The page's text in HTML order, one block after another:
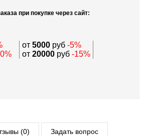
при покупке через сайт:
от 5000 руб -5%
от 20000 руб -15%
(0) Задать вопрос